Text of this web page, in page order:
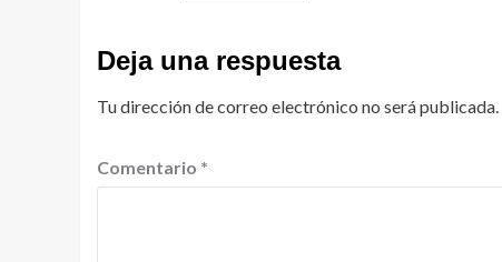
Deja una respuesta
Tu dirección de correo electrónico no será publicada.
Comentario *